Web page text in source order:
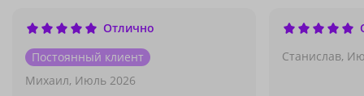
Отлично
Постоянный клиент
Михаил, Июль 2026
Станислав,